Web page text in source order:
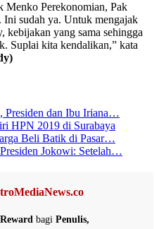
Menko Perekonomian, Pak
sudah ya. Untuk mengajak
kebijakan yang sama sehingga
Suplai kita kendalikan,” kata
Presiden dan Ibu Iriana…
HPN 2019 di Surabaya
Beli Batik di Pasar…
Jokowi: Setelah…
Reward bagi Penulis,